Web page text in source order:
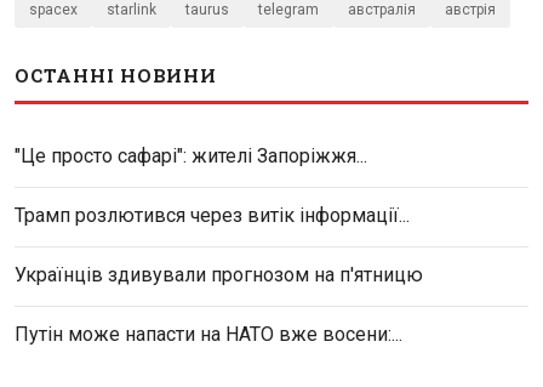
spacex starlink taurus telegram австралія австрія
ОСТАННІ НОВИНИ
"Це просто сафарі": жителі Запоріжжя...
Трамп розлютився через витік інформації...
Українців здивували прогнозом на п'ятницю
Путін може напасти на НАТО вже восени:...